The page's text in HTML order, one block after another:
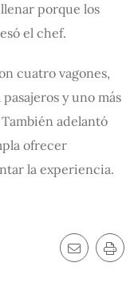
llenar porque los
el chef.
cuatro vagones,
y uno más
adelantó
ofrecer
la experiencia.